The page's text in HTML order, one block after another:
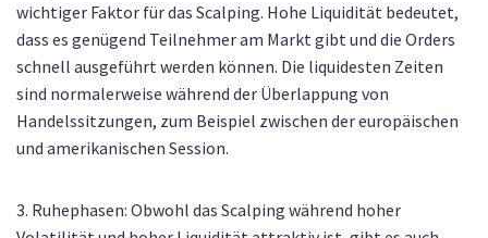
wichtiger Faktor für das Scalping. Hohe Liquidität bedeutet,
dass es genügend Teilnehmer am Markt gibt und die Orders
schnell ausgeführt werden können. Die liquidesten Zeiten
sind normalerweise während der Überlappung von
Handelssitzungen, zum Beispiel zwischen der europäischen
und amerikanischen Session.
3. Ruhephasen: Obwohl das Scalping während hoher